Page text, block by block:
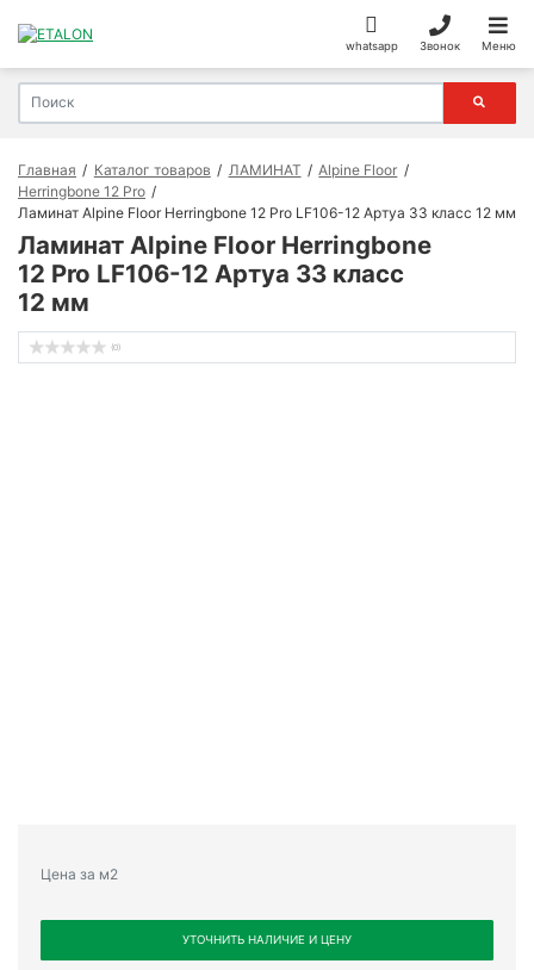
whatsapp Звонок Меню
Главная Каталог товаров ЛАМИНАТ
Alpine Floor
Herringbone 12 Pro
Ламинат Alpine Floor Herringbone 12 Pro LF106-12 Артуа 33 класс 12 мм
Ламинат Alpine Floor Herringbone
12 Pro LF106-12 Артуа 33 класс
12 мм
(0)
Цена за м2
УТОЧНИТЬ НАЛИЧИЕ И ЦЕНУ